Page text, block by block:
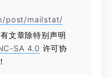
post/mailstat/
文章除特别声明
SA 4.0 许可协